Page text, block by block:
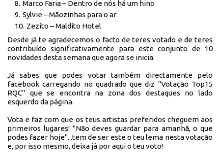
Marco Faria – Dentro de nós há um hino
Sylvie – Mãozinhas para o ar
Zezito – Maldito Hotel
Desde já te agradecemos o facto de teres votado e de teres
contribuído significativamente para este conjunto de 10
novidades desta semana que agora se inicia.
Já sabes que podes votar também directamente pelo
facebook carregando no quadrado que diz "Votação Top15
RQC" que se encontra na zona dos destaques no lado
esquerdo da página.
Vota e faz com que os teus artistas preferidos cheguem aos
primeiros lugares! "Não deves guardar para amanhã, o que
podes fazer hoje"...tem de ser este o teu lema nesta votação
e, por isso mesmo, deixa já por aqui o teu voto!